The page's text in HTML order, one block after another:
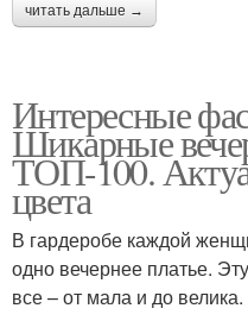
читать дальше →
Интересные
Шикарные
ТОП-100.
цвета
В гардеробе каждой
одно вечернее платье.
все – от мала и до велика.